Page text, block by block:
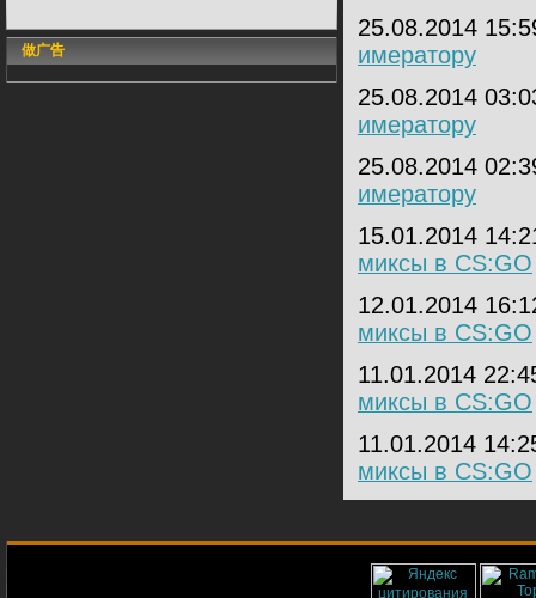
做广告
25.08.2014
имератору
25.08.2014
имератору
25.08.2014
имератору
15.01.2014
миксы в CS:GO
12.01.2014
миксы в CS:GO
11.01.2014
миксы в CS:GO
11.01.2014
миксы в CS:GO